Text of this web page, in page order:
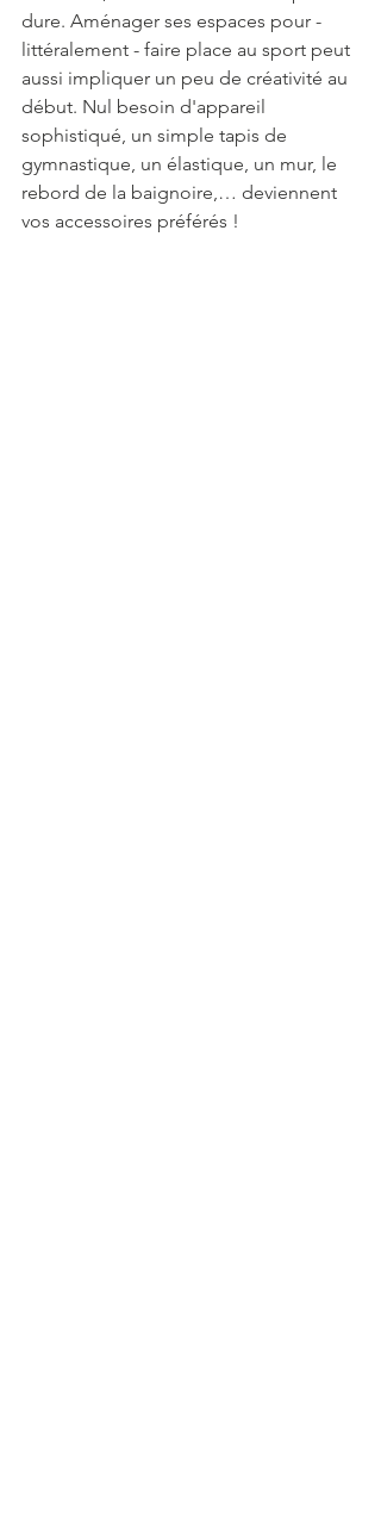
dure. Aménager ses espaces pour -
littéralement - faire place au sport peut
aussi impliquer un peu de créativité au
début. Nul besoin d'appareil
sophistiqué, un simple tapis de
gymnastique, un élastique, un mur, le
rebord de la baignoire,… deviennent
vos accessoires préférés !